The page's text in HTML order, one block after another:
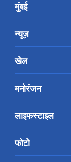
मुंबई
न्यूज़
खेल
मनोरंजन
लाइफस्टाइल
फोटो